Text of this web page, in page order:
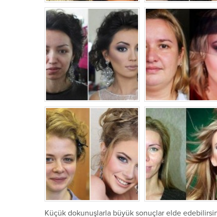
Küçük dokunuşlarla büyük sonuçlar elde